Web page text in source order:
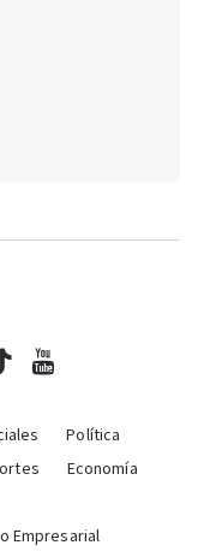
Política
Economía
Empresarial